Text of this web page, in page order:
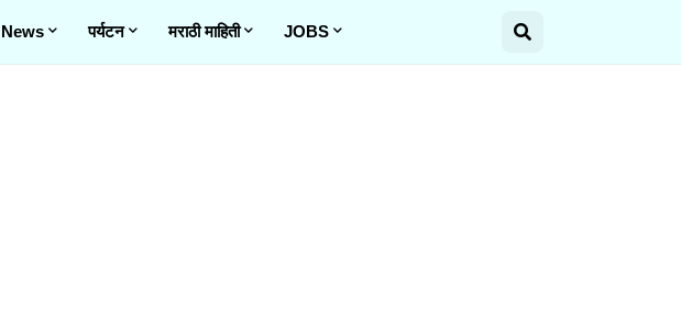
News पर्यटन मराठी माहिती JOBS